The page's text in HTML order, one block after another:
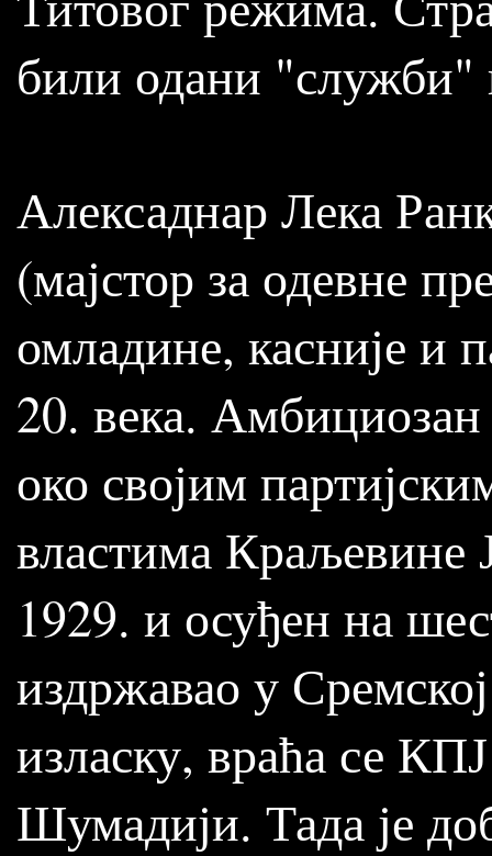
били одани "служби"
Алексаднар Лека
(мајстор за одевне
омладине, касније и
20. века. Амбициозан
око својим
властима Краљевине
1929. и осуђен на
издржавао у
изласку, враћа се
Шумадији. Тада је